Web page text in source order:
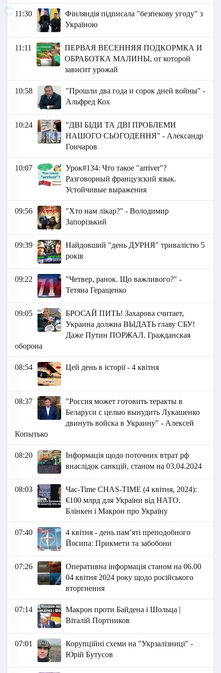
11:30
Фінляндія підписала "безпекову угоду" з
Україною
11:11
ПЕРВАЯ ВЕСЕННЯЯ ПОДКОРМКА И
ОБРАБОТКА МАЛИНЫ, от которой
зависит урожай
10:58
"Прошли два года и сорок дней войны" -
Альфред Кох
10:24
"ДВІ БІДИ ТА ДВІ ПРОБЛЕМИ
НАШОГО СЬОГОДЕННЯ" - Александр
Гончаров
10:07
Урок#134: Что такое "arriver"?
Разговорный французский язык.
Устойчивые выражения
09:56
"Хто нам лікар?" - Володимир
Запорізький
09:39
Найдовший "день ДУРНЯ" тривалістю 5
років
09:22
"Четвер, ранок. Що важливого?" -
Тетяна Геращенко
09:05
БРОСАЙ ПИТЬ! Захарова считает,
Украина должна ВЫДАТЬ главу СБУ!
Даже Путин ПОРЖАЛ. Гражданская
оборона
08:54 Цей день в історії - 4 квітня
08:37
"Россия может готовить теракты в
Беларуси с целью вынудить Лукашенко
двинуть войска в Украину" - Алексей
Копытько
08:20
Інформація щодо поточних втрат рф
внаслідок санкцій, станом на 03.04.2024
08:03
Час-Time CHAS-TIME (4 квітня, 2024):
€100 млрд для України від НАТО.
Блінкен і Макрон про Україну
07:40
4 квітня - день пам’яті преподобного
Йосипа: Прикмети та забобони
07:26
Оперативна інформація станом на 06.00
04 квітня 2024 року щодо російського
вторгнення
07:14
Макрон проти Байдена і Шольца |
Віталій Портников
07:01
Корупційні схеми на "Укрзалізниці" -
Юрій Бутусов